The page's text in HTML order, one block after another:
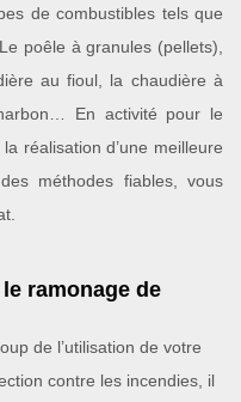
de combustibles tels que
poêle à granules (pellets),
au fioul, la chaudière à
En activité pour le
réalisation d’une meilleure
méthodes fiables, vous
ramonage de
de l’utilisation de votre
contre les incendies, il